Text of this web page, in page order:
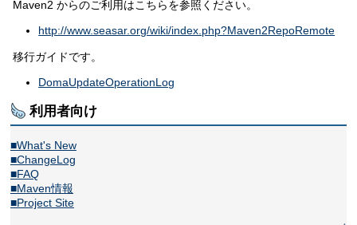
Maven2 からのご利用はこちらを参照ください。
http://www.seasar.org/wiki/index.php?Maven2RepoRemote
移行ガイドです。
DomaUpdateOperationLog
利用者向け
■What's New
■ChangeLog
■FAQ
■Maven情報
■Project Site